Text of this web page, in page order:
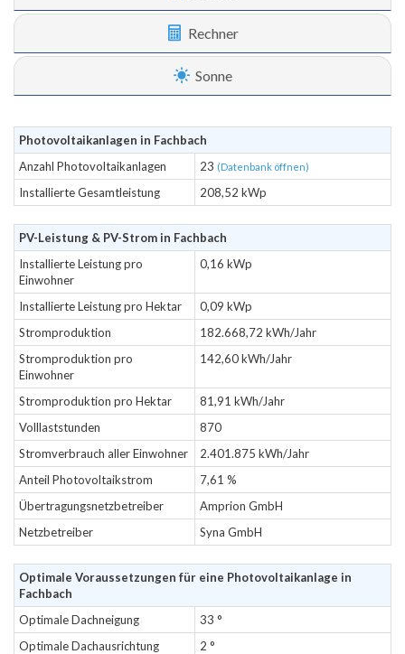
Rechner
Sonne
Photovoltaikanlagen in Fachbach
Anzahl Photovoltaikanlagen
23 (Datenbank öffnen)
Installierte Gesamtleistung 208,52 kWp
PV-Leistung & PV-Strom in Fachbach
Installierte Leistung pro
Einwohner
0,16 kWp
Installierte Leistung pro Hektar
0,09 kWp
Stromproduktion
182.668,72 kWh/Jahr
Stromproduktion pro
Einwohner
142,60 kWh/Jahr
Stromproduktion pro Hektar
81,91 kWh/Jahr
Volllaststunden
870
Stromverbrauch aller Einwohner
2.401.875 kWh/Jahr
Anteil Photovoltaikstrom
7,61 %
Übertragungsnetzbetreiber
Amprion GmbH
Netzbetreiber
Syna GmbH
Optimale Voraussetzungen für eine Photovoltaikanlage in
Fachbach
Optimale Dachneigung
33 °
Optimale Dachausrichtung
2 °